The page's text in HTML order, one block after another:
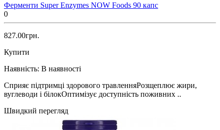
Ферменти Super Enzymes NOW Foods 90 капс
0
827.00грн.
Купити
Наявність: В наявності
Сприяє підтримці здорового травленняРозщеплює жири,
вуглеводи і білокОптимізує доступність поживних ..
Швидкий перегляд